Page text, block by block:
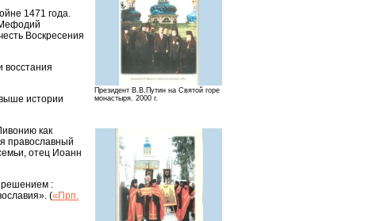
Президент В.В.Путин на Святой горе
монастыря. 2000 г.
1471 года.
Воскресения
восстания
истории
как
православный
отец Иоанн
решением :
(«Прп.